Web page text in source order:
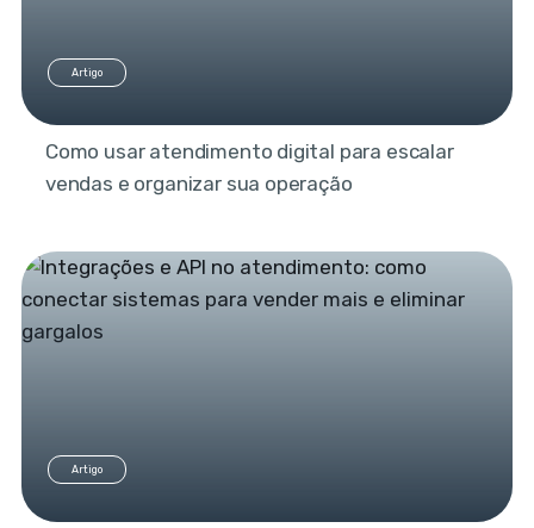
Artigo
Como usar atendimento digital para escalar
vendas e organizar sua operação
Artigo